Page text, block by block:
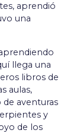
aprendió
una
llega una
libros de
aulas,
aventuras
y
de los